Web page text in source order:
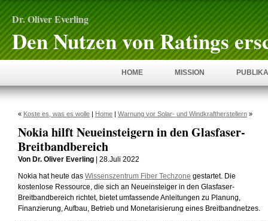
Dr. Oliver Everling
Den Nutzen von Ratings
HOME MISSION
« Koste es, was es wolle | Home | Warnung vor Solar- und Windkraftherstellern »
Nokia hilft Neueinsteigern in den Glasfaser-
Breitbandbereich
Von Dr. Oliver Everling | 28.Juli 2022
Nokia hat heute das Wissenszentrum Fiber Techzone gestartet. Die
kostenlose Ressource, die sich an Neueinsteiger in den Glasfaser-
Breitbandbereich richtet, bietet umfassende Anleitungen zu Planung,
Finanzierung, Aufbau, Betrieb und Monetarisierung eines Breitbandnetzes.